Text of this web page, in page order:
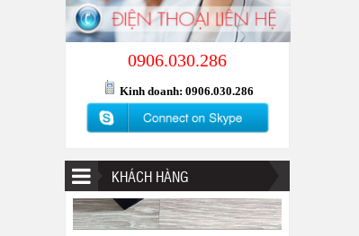
0906.030.286
Kinh doanh: 0906.030.286
KHÁCH HÀNG
Bảng treo mẫu vải Taiyo Plus Viet Nam